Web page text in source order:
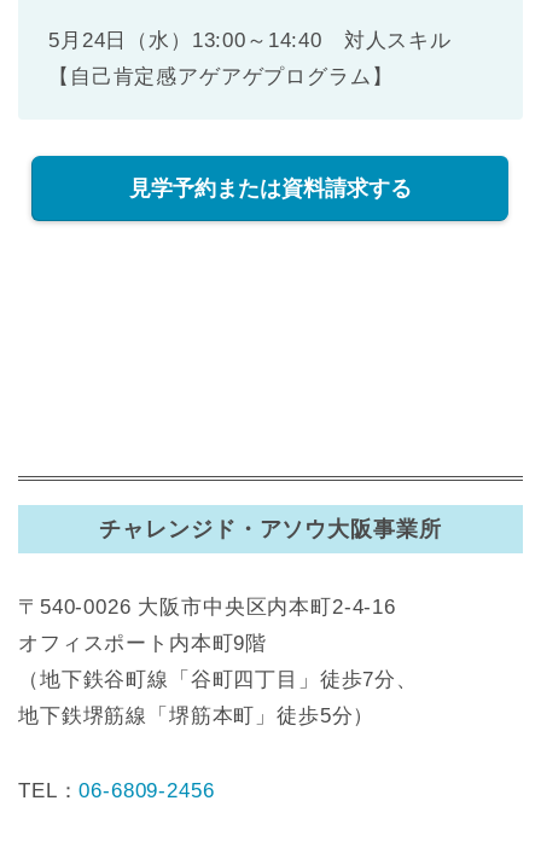
5月24日（水）13:00～14:40 対人スキル
【自己肯定感アゲアゲプログラム】
見学予約または資料請求する
チャレンジド・アソウ大阪事業所
〒540-0026 大阪市中央区内本町2-4-16
オフィスポート内本町9階
（地下鉄谷町線「谷町四丁目」徒歩7分、
地下鉄堺筋線「堺筋本町」徒歩5分）
TEL：06-6809-2456